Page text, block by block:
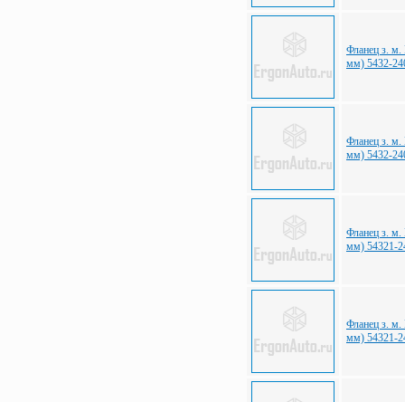
Фланец з.
мм) 5432-
Фланец з.
мм) 5432-
Фланец з.
мм) 54321-
Фланец з.
мм) 54321-